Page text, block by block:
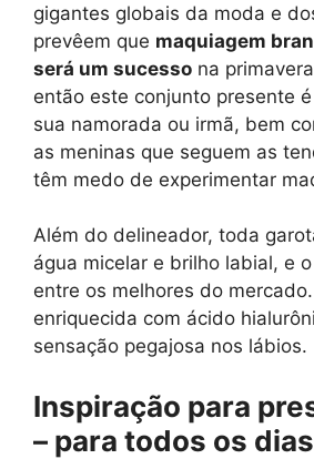
gigantes globais da moda e
prevêem que maquiagem
será um sucesso na
então este conjunto presente
sua namorada ou irmã, bem
as meninas que seguem as
têm medo de experimentar
Além do delineador, toda
água micelar e brilho labial, e
entre os melhores do
enriquecida com ácido
sensação pegajosa nos lábios.
Inspiração para
– para todos os dias